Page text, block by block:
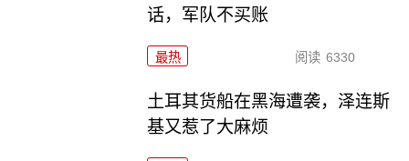
话，军队不买账
最热 阅读 6330
土耳其货船在黑海遭袭，泽连斯
基又惹了大麻烦